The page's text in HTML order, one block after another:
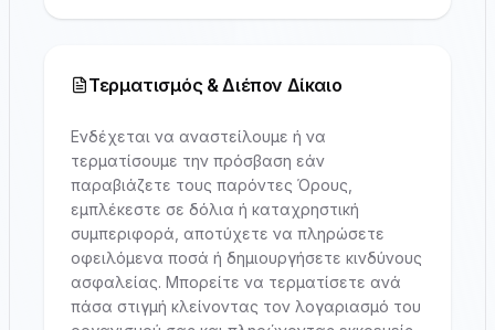
Τερματισμός & Διέπον Δίκαιο
Ενδέχεται να αναστείλουμε ή να
τερματίσουμε την πρόσβαση εάν
παραβιάζετε τους παρόντες Όρους,
εμπλέκεστε σε δόλια ή καταχρηστική
συμπεριφορά, αποτύχετε να πληρώσετε
οφειλόμενα ποσά ή δημιουργήσετε κινδύνους
ασφαλείας. Μπορείτε να τερματίσετε ανά
πάσα στιγμή κλείνοντας τον λογαριασμό του